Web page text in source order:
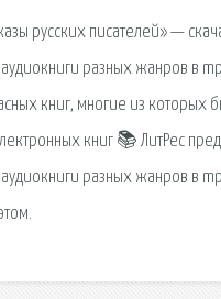
русских писателей» —
разных жанров в
книг, многие из которых
книг 📚 ЛитРес
разных жанров в